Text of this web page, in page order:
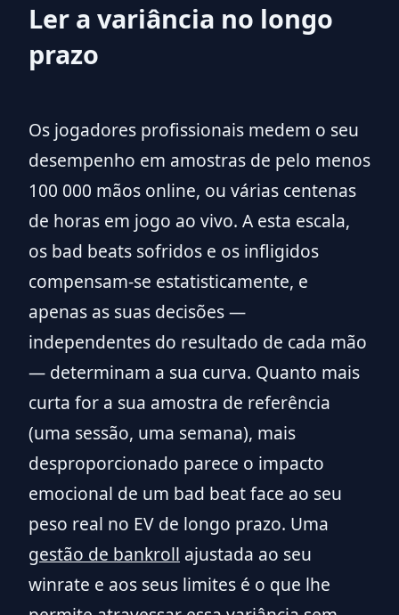
Ler a variância no longo
prazo
Os jogadores profissionais medem o seu
desempenho em amostras de pelo menos
100 000 mãos online, ou várias centenas
de horas em jogo ao vivo. A esta escala,
os bad beats sofridos e os infligidos
compensam-se estatisticamente, e
apenas as suas decisões —
independentes do resultado de cada mão
— determinam a sua curva. Quanto mais
curta for a sua amostra de referência
(uma sessão, uma semana), mais
desproporcionado parece o impacto
emocional de um bad beat face ao seu
peso real no EV de longo prazo. Uma
gestão de bankroll ajustada ao seu
winrate e aos seus limites é o que lhe